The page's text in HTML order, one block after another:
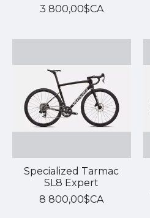
3 800,00$CA
Specialized Tarmac
SL8 Expert
8 800,00$CA